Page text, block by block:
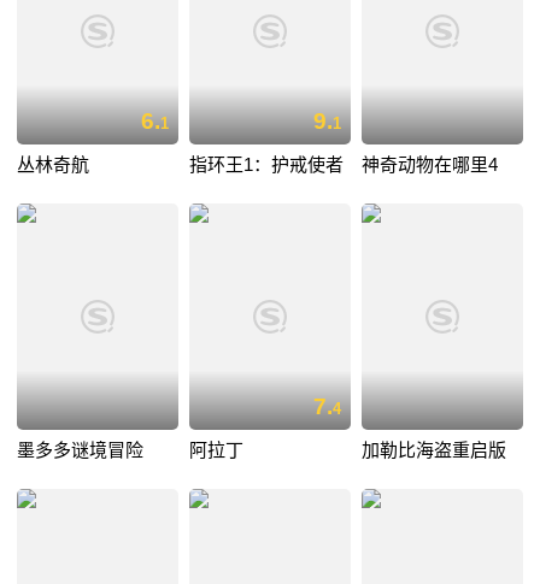
6.1
丛林奇航
9.1
指环王1：护戒使者 神奇动物在哪里4
墨多多谜境冒险
7.4
阿拉丁 加勒比海盗重启版